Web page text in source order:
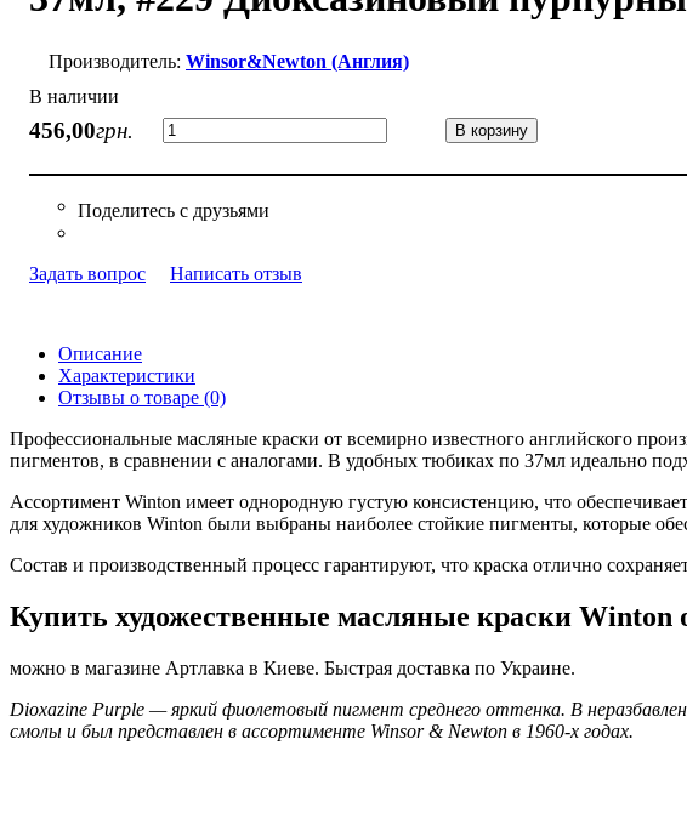
Winsor&Newton (Англия)
В наличии
456,00грн. В корзину
Задать вопрос Написать отзыв
Описание
Характеристики
Отзывы о товаре (0)
Профессиональные масляные краски от всемирно известного английского
пигментов, в сравнении с аналогами. В удобных тюбиках по 37мл идеально
Ассортимент Winton имеет однородную густую консистенцию, что
для художников Winton были выбраны наиболее стойкие пигменты, которые
Состав и производственный процесс гарантируют, что краска отлично
Купить художественные масляные краски Winton
можно в магазине Артлавка в Киеве. Быстрая доставка по Украине.
Dioxazine Purple — яркий фиолетовый пигмент среднего оттенка. В
смолы и был представлен в ассортименте Winsor & Newton в 1960-х годах.